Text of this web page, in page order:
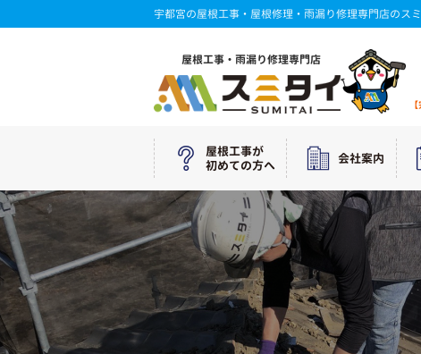
宇都宮の屋根工事・屋根修理・雨漏り修理専門店のス
屋根工事・雨漏り修理専門店
屋根工事が
初めての方へ
会社案内